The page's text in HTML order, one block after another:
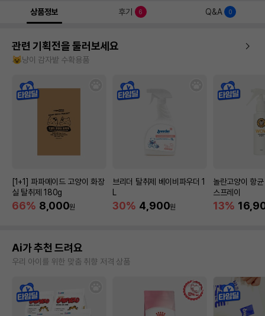
상품정보 후기 6 Q&A 0
관련 기획전을 둘러보세요
😺냥이 감자밭 수확용품
[1+1] 파파메이드 고양이 화장
실 탈취제 180g
66% 8,000원
브리더 탈취제 베이비파우더 1
30% 4,900원
놀란고양이 항
스프레이
13%
Ai가 추천 드려요
우리 아이를 위한 맞춤 취향 저격 상품